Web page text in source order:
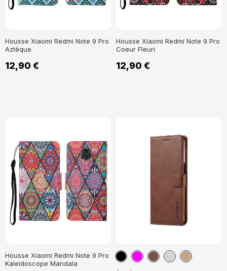
Housse Xiaomi Redmi Note 9 Pro
Aztèque
12,90 €
Housse Xiaomi Redmi Note 9 Pro
Coeur Fleuri
12,90 €
Housse Xiaomi Redmi Note 9 Pro
Kaleidoscope Mandala
NoirMagenta
Marron
GrisMarron